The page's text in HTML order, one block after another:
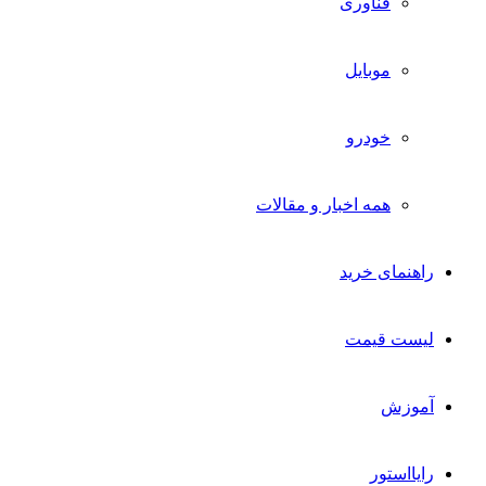
موبایل
خودرو
همه اخبار و مقالات
راهنمای خرید
لیست قیمت
آموزش
رایااستور